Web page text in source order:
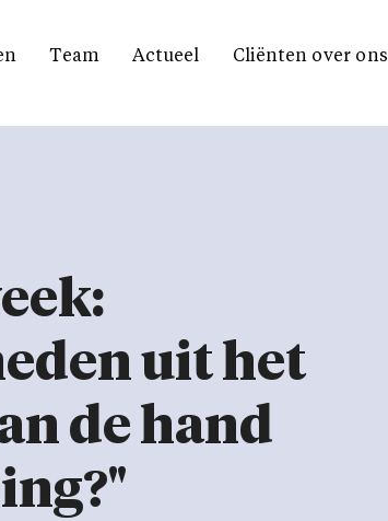
Team Actueel Cliënten over ons
uit het
de hand